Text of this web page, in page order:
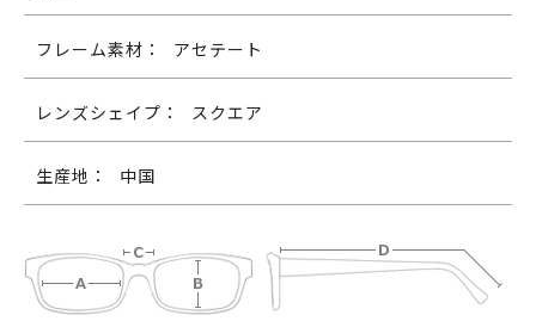
フレーム素材： アセテート
レンズシェイプ： スクエア
生産地： 中国